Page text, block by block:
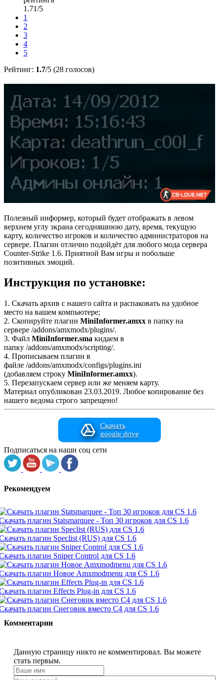
1.71/5
1
2
3
4
5
Рейтинг: 1.7/5 (28 голосов)
Полезный информер, который будет отображать в левом
верхнем углу экрана сегодняшнюю дату, время, текущую
карту, количество игроков и количество администраторов на
сервере. Плагин отлично подойдёт для любого мода сервера
Counter-Strike 1.6. Приятной Вам игры и побольше
позитивных эмоций.
Инструкция по установке:
1. Скачать архив с нашего сайта и распаковать на удобное
место на вашем компьютере;
2. Скопируйте плагин MiniInformer.amxx в папку на
сервере /addons/amxmodx/plugins/.
3. Файл MiniInformer.sma кидаем в
папку /addons/amxmodx/scripting/.
4. Прописываем плагин в
файле /addons/amxmodx/configs/plugins.ini
(добавляем строку MiniInformer.amxx).
5. Перезапускаем сервер или же меняем карту.
Материал опубликован 23.03.2019. Любое копирование без
нашего ведома строго запрещено!
Скачать
google drive
Подписаться на наши соц сети
Рекомендуем
плагин Statsmarquee - Топ 30 игроков для CS 1.6
плагин Speclist (RUS) для CS 1.6
плагин Sniper Control для CS 1.6
плагин Новое Amxmodmenu для CS 1.6
плагин Effects Plug-in для CS 1.6
плагин Снеговик вместо C4 для CS 1.6
Комментарии
Данную страницу никто не комментировал. Вы можете
стать первым.